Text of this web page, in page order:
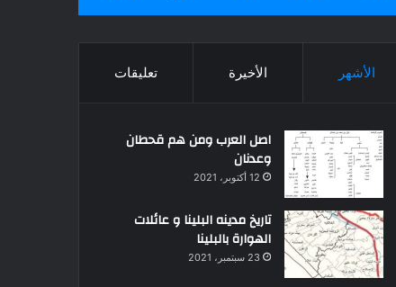
الأشهر الأخيرة تعليقات
اصل العرب ومن هم قحطان
وعدنان
12 أكتوبر، 2021
تاريخ مدينه البلينا و عائلات
الهوارة بالبلينا
23 سبتمبر، 2021